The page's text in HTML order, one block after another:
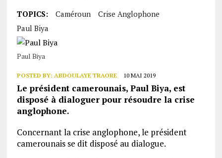
TOPICS: Caméroun
Crise Anglophone
Paul Biya
Paul Biya
POSTED BY: ABDOULAYE TRAORE 10 MAI 2019
Le président camerounais, Paul Biya, est
disposé à dialoguer pour résoudre la crise
anglophone.
Concernant la crise anglophone, le président
camerounais se dit disposé au dialogue.